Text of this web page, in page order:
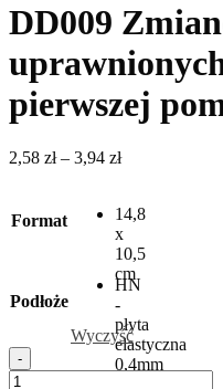
DD009
pierwszej
2,58 zł – 3,94 złZakres
2,58 zł
do
3,94 zł
Format
14,8
x
10,5
cm
Podłoże
HN
-
płyta
elastyczna
0,4mm
Wyczyść
-
ilość